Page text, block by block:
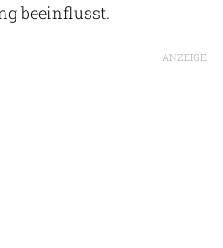
beeinflusst.
ANZEIGE